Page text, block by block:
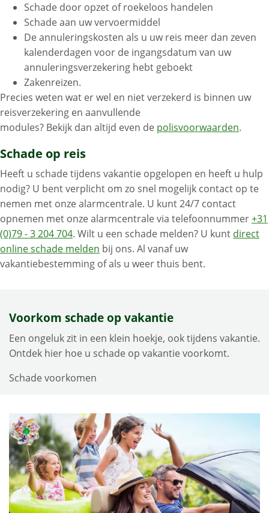
Schade door opzet of roekeloos handelen
Schade aan uw vervoermiddel
De annuleringskosten als u uw reis meer dan zeven
kalenderdagen voor de ingangsdatum van uw
annuleringsverzekering hebt geboekt
Zakenreizen.
Precies weten wat er wel en niet verzekerd is binnen uw
reisverzekering en aanvullende
modules? Bekijk dan altijd even de polisvoorwaarden.
Schade op reis
Heeft u schade tijdens vakantie opgelopen en heeft u hulp
nodig? U bent verplicht om zo snel mogelijk contact op te
nemen met onze alarmcentrale. U kunt 24/7 contact
opnemen met onze alarmcentrale via telefoonnummer+31
(0)79 - 3 204 704. Wilt u een schade melden? U kunt direct
online schade melden bij ons. Al vanaf uw
vakantiebestemming of als u weer thuis bent.
Voorkom schade op vakantie
Een ongeluk zit in een klein hoekje, ook tijdens vakantie.
Ontdek hier hoe u schade op vakantie voorkomt.
Schade voorkomen